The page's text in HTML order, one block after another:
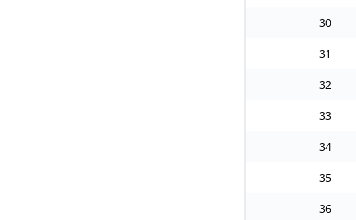
30
31
32
33
34
35
36